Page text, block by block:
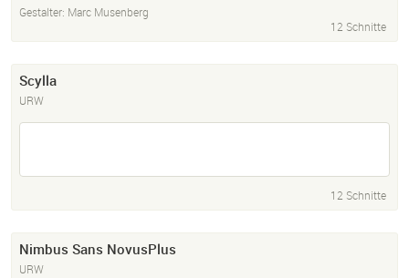
Gestalter: Marc Musenberg
12 Schnitte
Scylla
URW
12 Schnitte
Nimbus Sans NovusPlus
URW